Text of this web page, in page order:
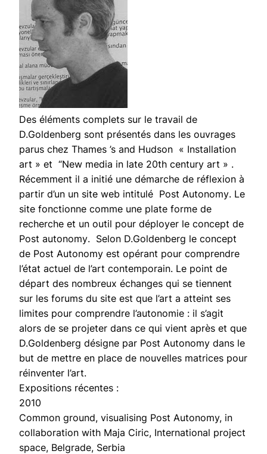
Des éléments complets sur le travail de
D.Goldenberg sont présentés dans les ouvrages
parus chez Thames ’s and Hudson « Installation
art » et “New media in late 20th century art » .
Récemment il a initié une démarche de réflexion à
partir d’un un site web intitulé Post Autonomy. Le
site fonctionne comme une plate forme de
recherche et un outil pour déployer le concept de
Post autonomy. Selon D.Goldenberg le concept
de Post Autonomy est opérant pour comprendre
l’état actuel de l’art contemporain. Le point de
départ des nombreux échanges qui se tiennent
sur les forums du site est que l’art a atteint ses
limites pour comprendre l’autonomie : il s’agit
alors de se projeter dans ce qui vient après et que
D.Goldenberg désigne par Post Autonomy dans le
but de mettre en place de nouvelles matrices pour
réinventer l’art.
Expositions récentes :
2010
Common ground, visualising Post Autonomy, in
collaboration with Maja Ciric, International project
space, Belgrade, Serbia